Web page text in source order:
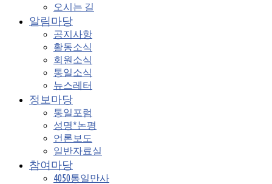
오시는 길
알림마당
공지사항
활동소식
회원소식
통일소식
뉴스레터
정보마당
통일포럼
성명*논평
언론보도
일반자료실
참여마당
4050통일만사